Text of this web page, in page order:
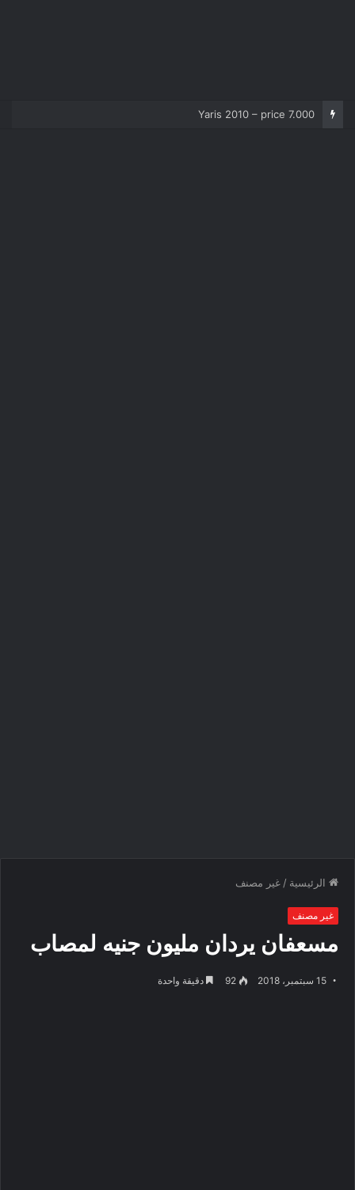
Corolla 2007 – price 5.000
الرئيسية / غير مصنف
غير مصنف
مسعفان يردان مليون جنيه لمصاب
15 سبتمبر، 2018 92 دقيقة واحدة